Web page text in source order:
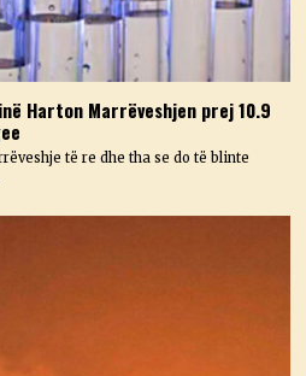
Harton Marrëveshjen prej 10.9
të re dhe tha se do të blinte